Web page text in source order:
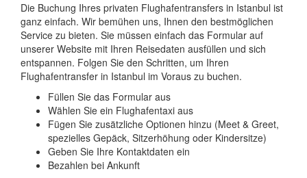
Die Buchung Ihres privaten Flughafentransfers in Istanbul ist
ganz einfach. Wir bemühen uns, Ihnen den bestmöglichen
Service zu bieten. Sie müssen einfach das Formular auf
unserer Website mit Ihren Reisedaten ausfüllen und sich
entspannen. Folgen Sie den Schritten, um Ihren
Flughafentransfer in Istanbul im Voraus zu buchen.
Füllen Sie das Formular aus
Wählen Sie ein Flughafentaxi aus
Fügen Sie zusätzliche Optionen hinzu (Meet & Greet,
spezielles Gepäck, Sitzerhöhung oder Kindersitze)
Geben Sie Ihre Kontaktdaten ein
Bezahlen bei Ankunft